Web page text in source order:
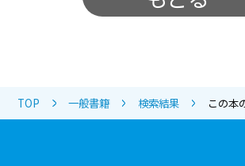
TOP 一般書籍 検索結果 この本